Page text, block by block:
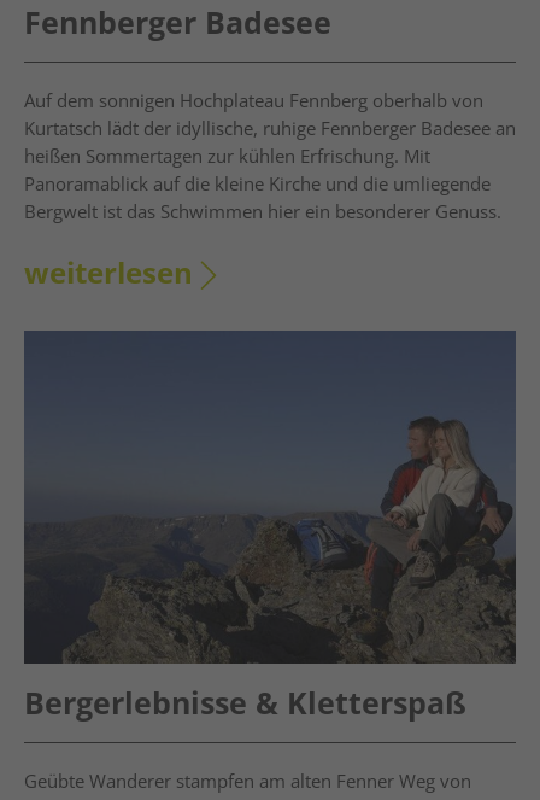
Fennberger Badesee
Auf dem sonnigen Hochplateau Fennberg oberhalb von
Kurtatsch lädt der idyllische, ruhige Fennberger Badesee an
heißen Sommertagen zur kühlen Erfrischung. Mit
Panoramablick auf die kleine Kirche und die umliegende
Bergwelt ist das Schwimmen hier ein besonderer Genuss.
weiterlesen
Bergerlebnisse & Kletterspaß
Geübte Wanderer stampfen am alten Fenner Weg von